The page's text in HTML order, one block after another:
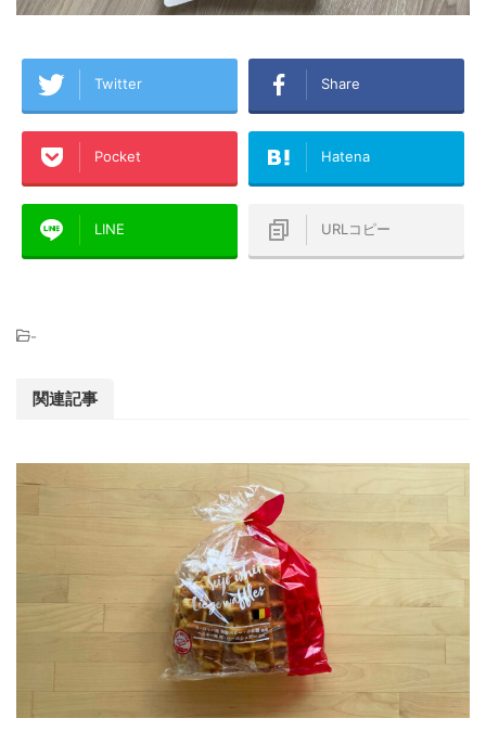
Twitter Share
Pocket Hatena
LINE URLコピー
-
関連記事